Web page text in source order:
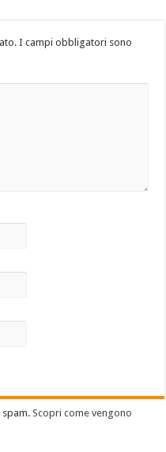
I campi obbligatori sono
spam.Scopri come vengono